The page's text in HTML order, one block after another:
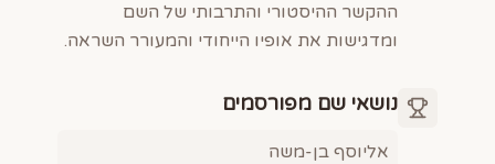
ההקשר ההיסטורי והתרבותי של השם
ומדגישות את אופיו הייחודי והמעורר השראה.
נושאי שם מפורסמים
אליוסף בן-משה